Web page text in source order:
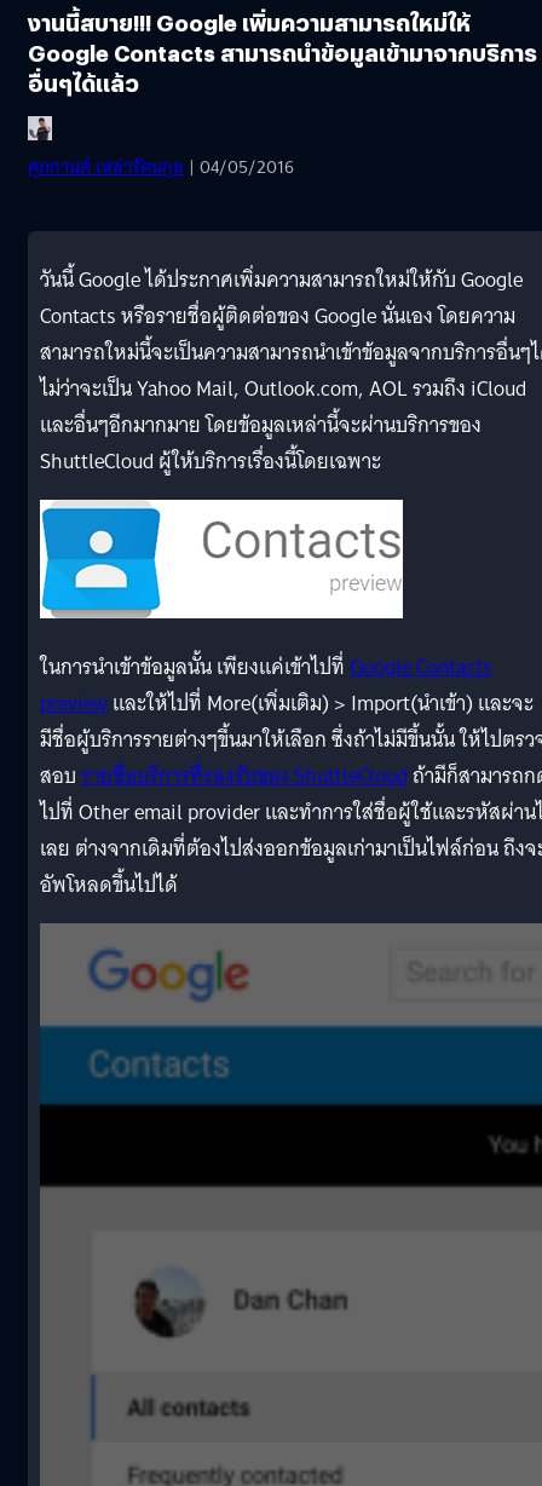
งานนี้สบาย!!! Google เพิ่มความสามารถใหม่ให้
Google Contacts สามารถนำข้อมูลเข้ามาจากบริการ
อื่นๆได้แล้ว
ศุภกานต์ เหล่ารัตนกุล | 04/05/2016
วันนี้ Google ได้ประกาศเพิ่มความสามารถใหม่ให้กับ Google
Contacts หรือรายชื่อผู้ติดต่อของ Google นั่นเอง โดยความ
สามารถใหม่นี้จะเป็นความสามารถนำเข้าข้อมูลจากบริการอื่นๆ
ไม่ว่าจะเป็น Yahoo Mail, Outlook.com, AOL รวมถึง iCloud
และอื่นๆอีกมากมาย โดยข้อมูลเหล่านี้จะผ่านบริการของ
ShuttleCloud ผู้ให้บริการเรื่องนี้โดยเฉพาะ
ในการนำเข้าข้อมูลนั้น เพียงแค่เข้าไปที่Google Contacts
previewและให้ไปที่ More(เพิ่มเติม) > Import(นำเข้า) และจะ
มีชื่อผู้บริการรายต่างๆขึ้นมาให้เลือก ซึ่งถ้าไม่มีขึ้นนั้น ให้ไปตรว
สอบรายชื่อบริการที่รองรับของ ShuttleCloudถ้ามีก็สามารถ
ไปที่ Other email provider และทำการใส่ชื่อผู้ใช้และรหัสผ่าน
เลย ต่างจากเดิมที่ต้องไปส่งออกข้อมูลเก่ามาเป็นไฟล์ก่อน ถึงจ
อัพโหลดขึ้นไปได้